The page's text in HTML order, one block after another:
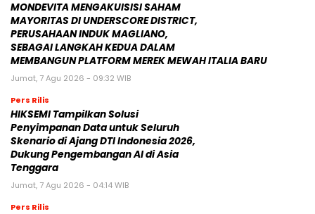
MONDEVITA MENGAKUISISI SAHAM
MAYORITAS DI UNDERSCORE DISTRICT,
PERUSAHAAN INDUK MAGLIANO,
SEBAGAI LANGKAH KEDUA DALAM
MEMBANGUN PLATFORM MEREK MEWAH ITALIA BARU
Jumat, 7 Agu 2026 - 09:32 WIB
Pers Rilis
HIKSEMI Tampilkan Solusi
Penyimpanan Data untuk Seluruh
Skenario di Ajang DTI Indonesia 2026,
Dukung Pengembangan AI di Asia
Tenggara
Jumat, 7 Agu 2026 - 04:14 WIB
Pers Rilis